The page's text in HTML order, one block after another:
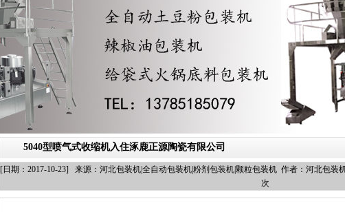
5040型喷气式收缩机入住涿鹿正源陶瓷有限公司
[日期：2017-10-23] 来源：河北包装机|全自动包装机|粉剂包装机|颗粒包装机 作者：河北包装
次